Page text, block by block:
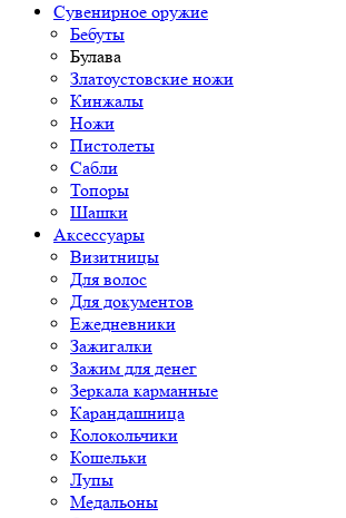
Сувенирное оружие
Бебуты
Булава
Златоустовские ножи
Кинжалы
Ножи
Пистолеты
Сабли
Топоры
Шашки
Аксессуары
Визитницы
Для волос
Для документов
Ежедневники
Зажигалки
Зажим для денег
Зеркала карманные
Карандашница
Колокольчики
Кошельки
Лупы
Медальоны